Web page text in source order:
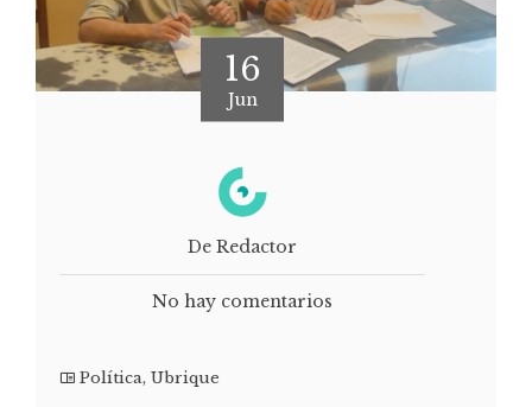
16
Jun
De Redactor
No hay comentarios
Política, Ubrique